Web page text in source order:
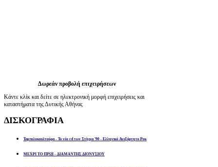
Δωρεάν προβολή επιχειρήσεων
Κάντε κλίκ και δείτε σε ηλεκτρονική μορφή επιχειρήσεις και
καταστήματα της Δυτικής Αθήνας
ΔΙΣΚΟΓΡΑΦΙΑ
Ταμπελοκουλτούρα - Το νέο cd των Στίγμα '90 - Ελληνικό Ανεξάρτητο Ροκ
ΜΕΧΡΙ ΤΟ ΠΡΩΙ - ΔΙΑΜΑΝΤΗΣ ΔΙΟΝΥΣΙΟΥ